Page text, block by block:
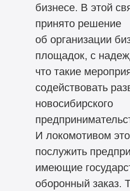
бизнесе. В этой
принято решение
об организации
площадок, с
что такие
содействовать
новосибирского
И локомотивом
послужить
имеющие
оборонный заказ.